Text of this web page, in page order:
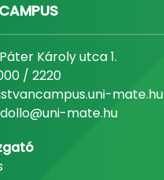
Károly utca 1.
/ 2220
mate.hu
mate.hu